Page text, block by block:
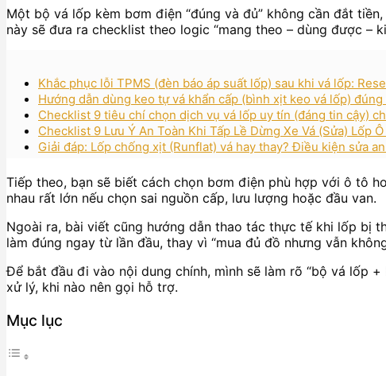
Một bộ vá lốp kèm bơm điện “đúng và đủ” không cần đắt
này sẽ đưa ra checklist theo logic “mang theo – dùng được –
Khắc phục lỗi TPMS (đèn báo áp suất lốp) sau khi vá lốp:
Hướng dẫn dùng keo tự vá khẩn cấp (bình xịt keo vá lốp)
Checklist 9 tiêu chí chọn dịch vụ vá lốp uy tín (đáng tin cậy)
Checklist 9 Lưu Ý An Toàn Khi Tấp Lề Dừng Xe Vá (Sửa) Lốp
Giải đáp: Lốp chống xịt (Runflat) vá hay thay? Điều kiện sửa
Tiếp theo, bạn sẽ biết cách chọn bơm điện phù hợp với ô tô
nhau rất lớn nếu chọn sai nguồn cấp, lưu lượng hoặc đầu van.
Ngoài ra, bài viết cũng hướng dẫn thao tác thực tế khi lốp bị
làm đúng ngay từ lần đầu, thay vì “mua đủ đồ nhưng vẫn
Để bắt đầu đi vào nội dung chính, mình sẽ làm rõ “bộ vá lốp
xử lý, khi nào nên gọi hỗ trợ.
Mục lục